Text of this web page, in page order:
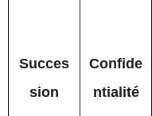
Succes
sion
Confide
ntialité